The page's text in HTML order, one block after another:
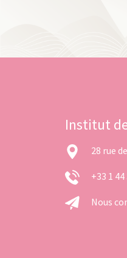
Institut
28 rue
+33 1 44
Nous